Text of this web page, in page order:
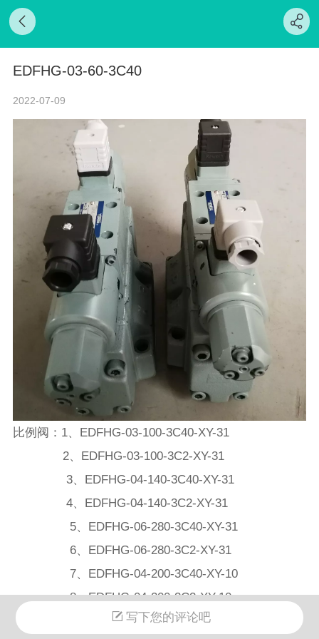
EDFHG-03-60-3C40
2022-07-09
比例阀：1、EDFHG-03-100-3C40-XY-31
2、 EDFHG-03-100-3C2-XY-31
3、 EDFHG-04-140-3C40-XY-31
4、 EDFHG-04-140-3C2-XY-31
5、 EDFHG-06-280-3C40-XY-31
6、EDFHG-06-280-3C2-XY-31
7、EDFHG-04-200-3C40-XY-10
8、EDFHG-04-200-3C2-XY-10
9、EDFHG-06-400-3C40-XY-10
写下您的评论吧